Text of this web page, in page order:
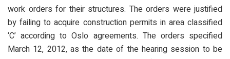
work orders for their structures. The orders were justified
by failing to acquire construction permits in area classified
‘C’ according to Oslo agreements. The orders specified
March 12, 2012, as the date of the hearing session to be